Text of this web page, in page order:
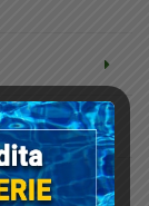
da te